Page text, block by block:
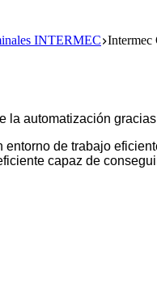
INTERMEC Intermec
la automatización
de trabajo
capaz de